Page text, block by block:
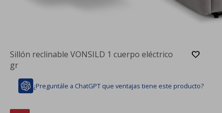
Sillón reclinable VONSILD 1 cuerpo eléctrico
gr
¿Preguntále a ChatGPT que ventajas tiene este producto?